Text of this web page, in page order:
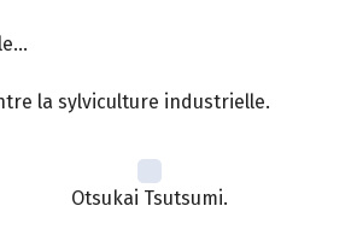
la sylviculture industrielle.
Otsukai Tsutsumi.